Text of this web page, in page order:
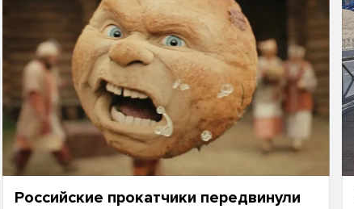
Российские прокатчики передвинули